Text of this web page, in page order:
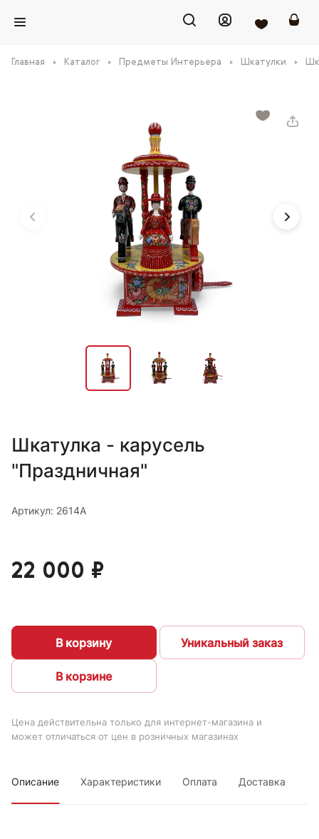
Главная Каталог Предметы Интерьера Шкатулки
Шкатулка - карусель
"Праздничная"
Артикул: 2614А
22 000 ₽
В корзину
В корзине
Уникальный заказ
Цена действительна только для интернет-магазина и
может отличаться от цен в розничных магазинах
Описание Характеристики Оплата Доставка